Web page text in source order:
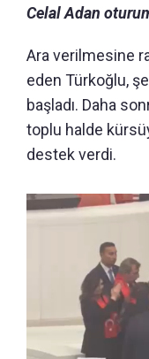
Celal Adan
Ara verilmesine
eden Türkoğlu,
başladı. Daha
toplu halde
destek verdi.